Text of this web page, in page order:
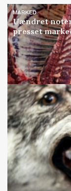
MARKED
Uændret
presset